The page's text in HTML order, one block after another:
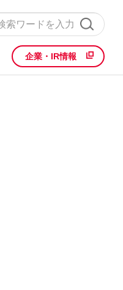
企業・IR情報